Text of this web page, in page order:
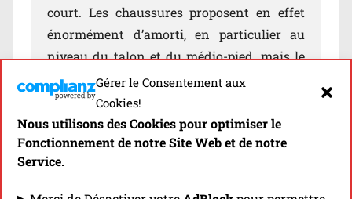
Gérer le Consentement aux
Cookies!
Nous utilisons des Cookies pour optimiser le
Fonctionnement de notre Site Web et de notre
Service.
court. Les chaussures proposent en effet
énormément d’amorti, en particulier au
niveau du talon et du médio-pied, mais le
tout combiné àun toucher assez ferme
midsoleapparaît en effet assez dense, si ce
n’est assez rigide, notamment à l’arrière… Il
n’est pas sûr que cela plaise à tout le
monde! Mais la réussite des